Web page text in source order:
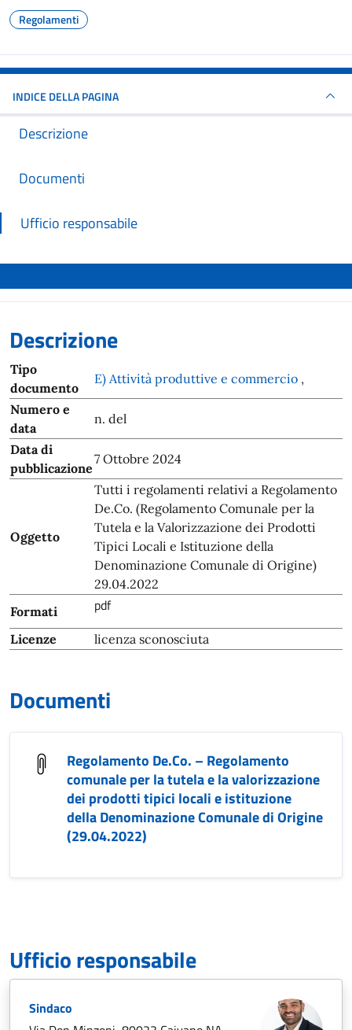
Regolamenti
INDICE DELLA PAGINA
Descrizione
Documenti
Ufficio responsabile
Descrizione
Tipo
documento
E) Attività produttive e commercio ,
Numero e
data
n. del
Data di
pubblicazione
7 Ottobre 2024
Oggetto
Tutti i regolamenti relativi a Regolamento
De.Co. (Regolamento Comunale per la
Tutela e la Valorizzazione dei Prodotti
Tipici Locali e Istituzione della
Denominazione Comunale di Origine)
29.04.2022
Formati
pdf
Licenze licenza sconosciuta
Documenti
Regolamento De.Co. – Regolamento
comunale per la tutela e la valorizzazione
dei prodotti tipici locali e istituzione
della Denominazione Comunale di Origine
(29.04.2022)
Ufficio responsabile
Sindaco